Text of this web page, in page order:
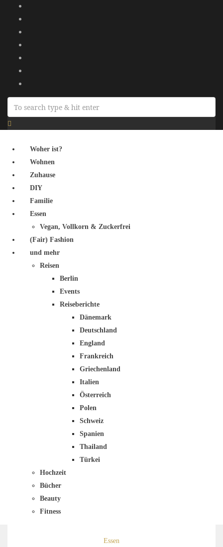
Woher ist?
Wohnen
Zuhause
DIY
Familie
Essen
Vegan, Vollkorn & Zuckerfrei
(Fair) Fashion
und mehr
Reisen
Berlin
Events
Reiseberichte
Dänemark
Deutschland
England
Frankreich
Griechenland
Italien
Österreich
Polen
Schweiz
Spanien
Thailand
Türkei
Hochzeit
Bücher
Beauty
Fitness
Essen